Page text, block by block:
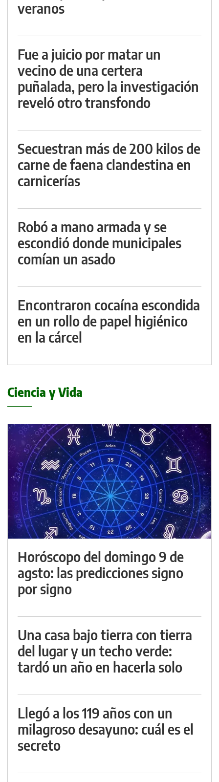
veranos
Fue a juicio por matar un
vecino de una certera
puñalada, pero la investigación
reveló otro transfondo
Secuestran más de 200 kilos de
carne de faena clandestina en
carnicerías
Robó a mano armada y se
escondió donde municipales
comían un asado
Encontraron cocaína escondida
en un rollo de papel higiénico
en la cárcel
Ciencia y Vida
Horóscopo del domingo 9 de
agsto: las predicciones signo
por signo
Una casa bajo tierra con tierra
del lugar y un techo verde:
tardó un año en hacerla solo
Llegó a los 119 años con un
milagroso desayuno: cuál es el
secreto